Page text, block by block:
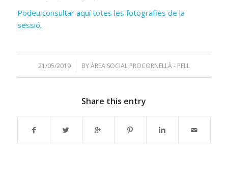
Podeu consultar aquí totes les fotografies de la
sessió.
21/05/2019
/ BYÀREA SOCIAL PROCORNELLÀ - PELL
Share this entry